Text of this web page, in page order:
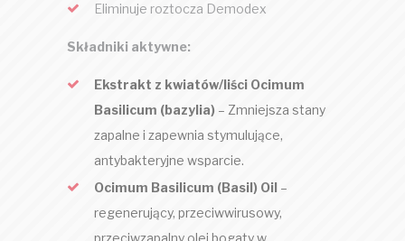
Eliminuje roztocza Demodex
Składniki aktywne:
Ekstrakt z kwiatów/liści Ocimum
Basilicum (bazylia) – Zmniejsza stany
zapalne i zapewnia stymulujące,
antybakteryjne wsparcie.
Ocimum Basilicum (Basil) Oil –
regenerujący, przeciwwirusowy,
przeciwzapalny olej bogaty w